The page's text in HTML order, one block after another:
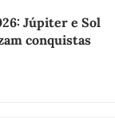
Júpiter e Sol
conquistas